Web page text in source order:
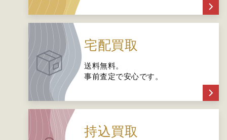
宅配買取
送料無料。
事前査定で安心です。
持込買取